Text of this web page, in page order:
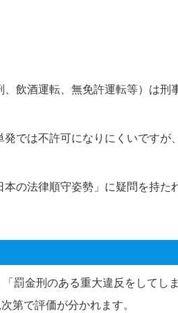
飲酒運転、無免許運転等）は刑
では不許可になりにくいですが
の法律順守姿勢」に疑問を持た
罰金刑のある重大違反をしてし
第で評価が分かれます。